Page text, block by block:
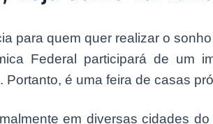
para quem quer realizar o
Federal participará de um
Portanto, é uma feira de casas
em diversas cidades